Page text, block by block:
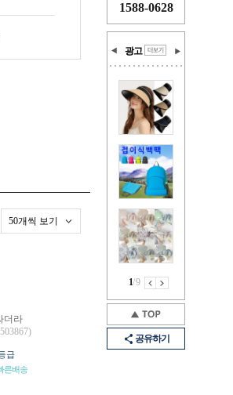
1588-0628
광고
1/9
공유하기
50개씩 보기
더라
급
른배송